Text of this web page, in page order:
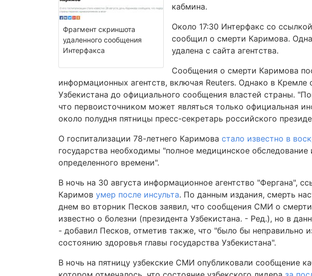
Фрагмент скриншота
удаленного сообщения
Интерфакса
кабмина.
Около 17:30 Интерфакс со
сообщил о смерти Каримова.
удалена с сайта агентства.
Сообщения о смерти Каримова
информационных агентств, включая Reuters. Однако в Кремле
Узбекистана до официального сообщения властей страны.
что первоисточником может являться только официальная
около полудня пятницы пресс-секретарь российского
О госпитализации 78-летнего Каримова стало известно в
государства необходимы "полное медицинское
определенного времени".
В ночь на 30 августа информационное агентство "Фергана",
Каримов умер после инсульта. По данным издания, смерть
днем во вторник Песков заявил, что сообщения СМИ о
известно о болезни (президента Узбекистана. - Ред.), но в
- добавил Песков, отметив также, что "было бы неправильно
состоянию здоровья главы государства Узбекистана".
В ночь на пятницу узбекские СМИ опубликовали сообщение